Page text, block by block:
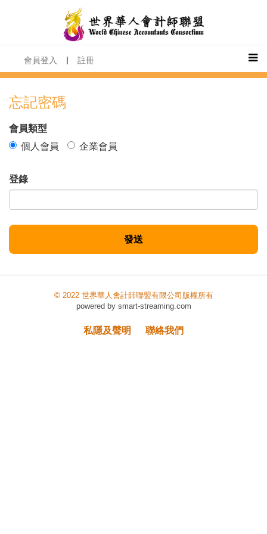
會員登入 | 註冊
忘記密碼
會員類型
個人會員
企業會員
登錄
發送
© 2022 世界華人會計師聯盟有限公司版權所有
powered by smart-streaming.com
私隱及聲明 聯絡我們